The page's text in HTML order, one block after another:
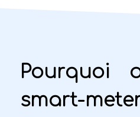
Pourquoi
smart-